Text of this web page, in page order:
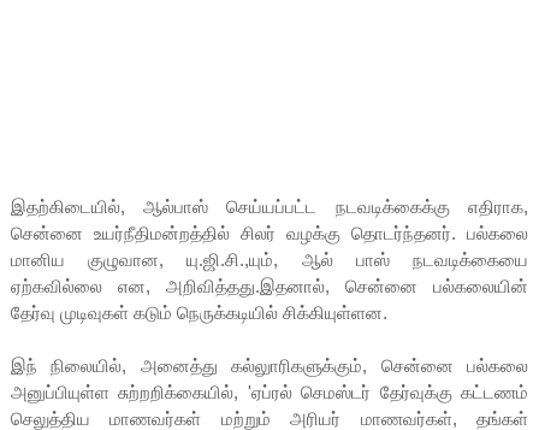
இதற்கிடையில், ஆல்பாஸ் செய்யப்பட்ட நடவடிக்கைக்கு எதிராக,
சென்னை உயர்நீதிமன்றத்தில் சிலர் வழக்கு தொடர்ந்தனர். பல்கலை
மானிய குழுவான, யு.ஜி.சி.,யும், ஆல் பாஸ் நடவடிக்கையை
ஏற்கவில்லை என, அறிவித்தது.இதனால், சென்னை பல்கலையின்
தேர்வு முடிவுகள் கடும் நெருக்கடியில் சிக்கியுள்ளன.
இந் நிலையில், அனைத்து கல்லுாரிகளுக்கும், சென்னை பல்கலை
அனுப்பியுள்ள சுற்றறிக்கையில், 'ஏப்ரல் செமஸ்டர் தேர்வுக்கு கட்டணம்
செலுத்திய மாணவர்கள் மற்றும் அரியர் மாணவர்கள், தங்கள்